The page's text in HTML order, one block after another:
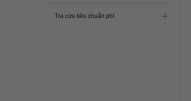
Tra cứu tiêu chuẩn phí